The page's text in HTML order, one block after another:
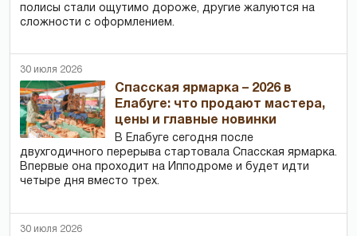
полисы стали ощутимо дороже, другие жалуются на
сложности с оформлением.
30 июля 2026
Спасская ярмарка – 2026 в
Елабуге: что продают мастера,
цены и главные новинки
В Елабуге сегодня после
двухгодичного перерыва стартовала Спасская ярмарка.
Впервые она проходит на Ипподроме и будет идти
четыре дня вместо трех.
30 июля 2026